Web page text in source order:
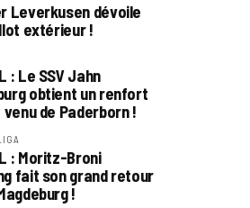
Leverkusen dévoile
extérieur !
: Le SSV Jahn
obtient un renfort
de Paderborn !
: Moritz-Broni
fait son grand retour
!